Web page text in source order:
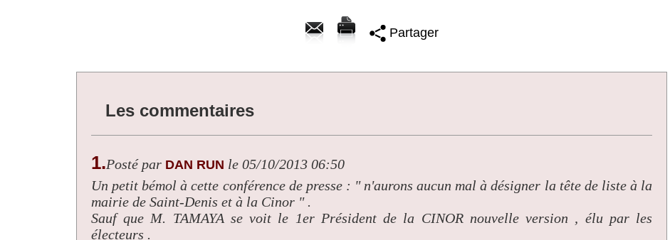
Partager
Les commentaires
1.Posté par DAN RUN le 05/10/2013 06:50
Un petit bémol à cette conférence de presse : " n'aurons aucun mal à désigner la tête de liste à la
mairie de Saint-Denis et à la Cinor " .
Sauf que M. TAMAYA se voit le 1er Président de la CINOR nouvelle version , élu par les
électeurs .